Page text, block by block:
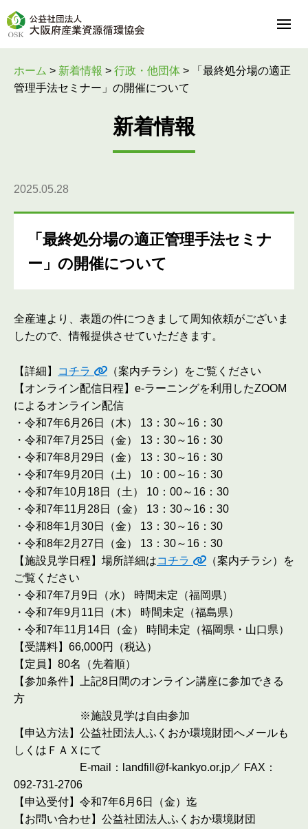
ホーム > 新着情報 > 行政・他団体 >
「最終処分場の適正
管理手法セミナー」の開催について
新着情報
2025.05.28
「最終処分場の適正管理手法セミナ
ー」の開催について
全産連より、表題の件につきまして周知依頼がございま
したので、情報提供させていただきます。
【詳細】 コチラ
（案内チラシ）をご覧ください
【オンライン配信日程】e-ラーニングを利用したZOOM
によるオンライン配信
・令和7年6月26日（木） 13：30～16：30
・令和7年7月25日（金） 13：30～16：30
・令和7年8月29日（金） 13：30～16：30
・令和7年9月20日（土） 10：00～16：30
・令和7年10月18日（土） 10：00～16：30
・令和7年11月28日（金） 13：30～16：30
・令和8年1月30日（金） 13：30～16：30
・令和8年2月27日（金） 13：30～16：30
【施設見学日程】場所詳細はコチラ
（案内チラシ）を
ご覧ください
・令和7年7月9日（水） 時間未定（福岡県）
・令和7年9月11日（木） 時間未定（福島県）
・令和7年11月14日（金） 時間未定（福岡県・山口県）
【受講料】66,000円（税込）
【定員】80名（先着順）
【参加条件】上記8日間のオンライン講座に参加できる
方
※施設見学は自由参加
【申込方法】公益社団法人ふくおか環境財団へメールも
しくはＦＡＸにて
E-mail：landfill@f-kankyo.or.jp／ FAX：
092-731-2706
【申込受付】令和7年6月6日（金）迄
【お問い合わせ】公益社団法人ふくおか環境財団